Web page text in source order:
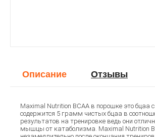
Описание Отзывы
Maximal Nutrition BCAA в порошке это
содержится 5 грамм чистых бцаа в
результатов на тренировке ведь они
мышцы от катаболизма. Maximal Nutrition